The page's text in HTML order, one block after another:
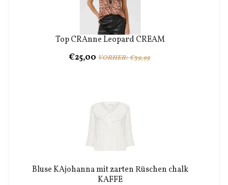
Top CRAnne Leopard CREAM
€25,00 VORHER: €39,95
Bluse KAjohanna mit zarten Rüschen chalk
KAFFE